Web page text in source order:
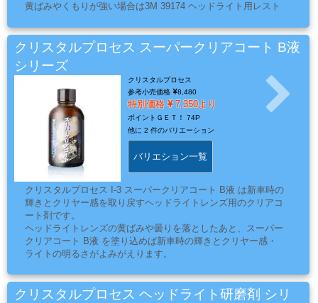
ル
用
品
ド
フ・
タ
ム
黄ばみやくもりが強い場合は3M 39174 ヘッドライト用レスト
クリスタルプロセス スーパークリアコート B液
シリーズ
クリスタルプロセス
参考小売価格
8,480
特別価格 7,350より
ポイントＧＥＴ！ 74P
他に 2 件のバリエーション
バリエション一覧
クリスタルプロセス I-3 スーパークリアコート B液 は新車時の
輝きとクリヤー感を取り戻すヘッドライトレンズ用のクリアコ
ート剤です。
ヘッドライトレンズの黄ばみや曇りを落としたあと、スーパー
クリアコート B液 を塗り込めば新車時の輝きとクリヤー感・
ライトの明るさがよみがえります。
クリスタルプロセス ヘッドライト研磨剤 シリ